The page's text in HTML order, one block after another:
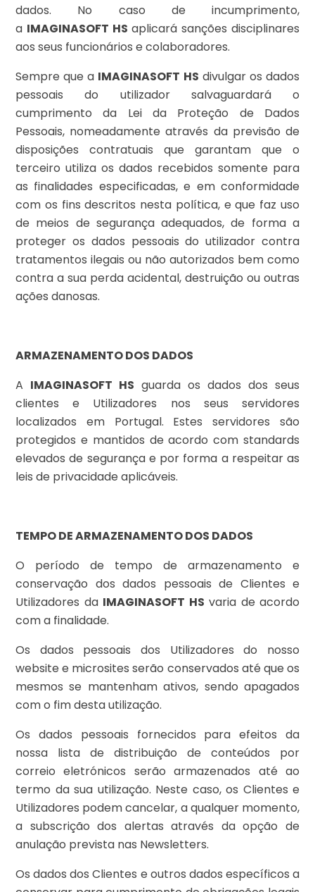
dados. No caso de incumprimento,
a IMAGINASOFT HS aplicará sanções disciplinares
aos seus funcionários e colaboradores.
Sempre que a IMAGINASOFT HS divulgar os dados
pessoais do utilizador salvaguardará o
cumprimento da Lei da Proteção de Dados
Pessoais, nomeadamente através da previsão de
disposições contratuais que garantam que o
terceiro utiliza os dados recebidos somente para
as finalidades especificadas, e em conformidade
com os fins descritos nesta política, e que faz uso
de meios de segurança adequados, de forma a
proteger os dados pessoais do utilizador contra
tratamentos ilegais ou não autorizados bem como
contra a sua perda acidental, destruição ou outras
ações danosas.
ARMAZENAMENTO DOS DADOS
A IMAGINASOFT HS guarda os dados dos seus
clientes e Utilizadores nos seus servidores
localizados em Portugal. Estes servidores são
protegidos e mantidos de acordo com standards
elevados de segurança e por forma a respeitar as
leis de privacidade aplicáveis.
TEMPO DE ARMAZENAMENTO DOS DADOS
O período de tempo de armazenamento e
conservação dos dados pessoais de Clientes e
Utilizadores da IMAGINASOFT HS varia de acordo
com a finalidade.
Os dados pessoais dos Utilizadores do nosso
website e microsites serão conservados até que os
mesmos se mantenham ativos, sendo apagados
com o fim desta utilização.
Os dados pessoais fornecidos para efeitos da
nossa lista de distribuição de conteúdos por
correio eletrónicos serão armazenados até ao
termo da sua utilização. Neste caso, os Clientes e
Utilizadores podem cancelar, a qualquer momento,
a subscrição dos alertas através da opção de
anulação prevista nas Newsletters.
Os dados dos Clientes e outros dados específicos a